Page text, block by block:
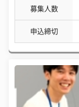
募集人数
申込締切